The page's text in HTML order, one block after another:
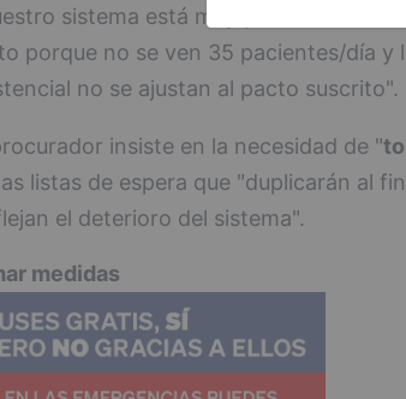
sistema está muy por encima del
porque no se ven 35 pacientes/día y
no se ajustan al pacto suscrito".
insiste en la necesidad de "
listas de espera que "duplicarán al
el deterioro del sistema".
medidas